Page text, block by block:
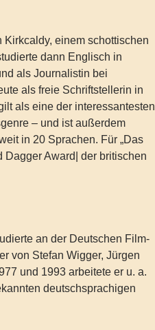
Kirkcaldy, einem schottischen
dann Englisch in
als Journalistin bei
als freie Schriftstellerin in
als eine der interessantesten
– und ist außerdem
in 20 Sprachen. Für „Das
Dagger Award| der britischen
an der Deutschen Film-
von Stefan Wigger, Jürgen
und 1993 arbeitete er u. a.
deutschsprachigen